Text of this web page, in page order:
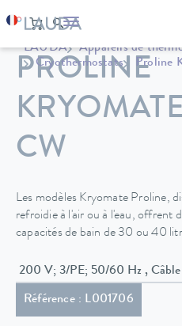
LAUDA Appareils de
Cryothermostats
Proline
PROLINE
CW
Les modèles Kryomate Proline,
refroidie à l'air ou à l'eau, offrent
capacités de bain de 30 ou 40
200 V; 3/
Référence : L001706